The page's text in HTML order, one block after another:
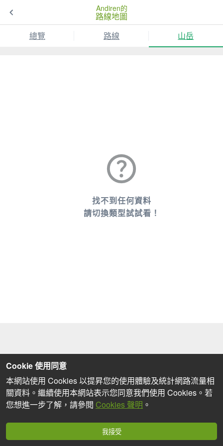
Andiren的
路線地圖
總覽
路線 山岳
找不到任何資料
請切換類型試試看！
Cookie 使用同意
本網站使用 Cookies 以提昇您的使用體驗及統計網路流量相
關資料。繼續使用本網站表示您同意我們使用 Cookies。若
您想進一步了解，請參閱 Cookies 聲明 。
我接受